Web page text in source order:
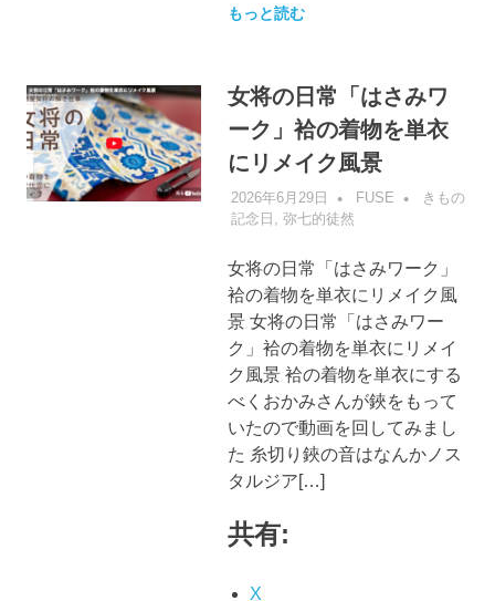
もっと読む
女将の日常「はさみワ
ーク」袷の着物を単衣
にリメイク風景
2026年6月29日 FUSE
きもの
記念日
弥七的徒然
女将の日常「はさみワーク」
袷の着物を単衣にリメイク風
景 女将の日常「はさみワー
ク」袷の着物を単衣にリメイ
ク風景 袷の着物を単衣にする
べくおかみさんが鋏をもって
いたので動画を回してみまし
た 糸切り鋏の音はなんかノス
タルジア[…]
共有:
X